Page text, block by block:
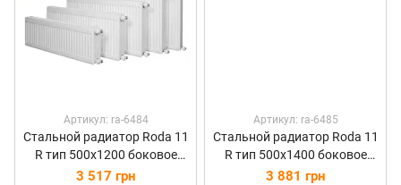
Артикул: ra-6484
Стальной радиатор Roda 11
R тип 500х1200 боковое
подключение 1524 Вт
3 517 грн
Артикул: ra-6485
Стальной радиатор Roda 11
R тип 500х1400 боковое
подключение 1778 Вт
3 881 грн